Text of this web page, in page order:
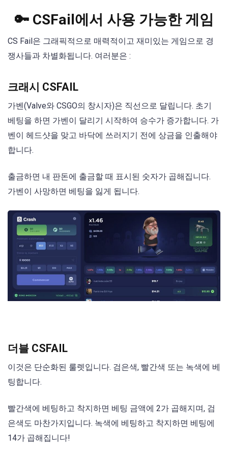
🔑 CSFail에서 사용 가능한 게임
CS Fail은 그래픽적으로 매력적이고 재미있는 게임으로 경
쟁사들과 차별화됩니다. 여러분은 :
크래시 CSFAIL
가벤(Valve와 CSGO의 창시자)은 직선으로 달립니다. 초기
베팅을 하면 가벤이 달리기 시작하여 승수가 증가합니다. 가
벤이 헤드샷을 맞고 바닥에 쓰러지기 전에 상금을 인출해야
합니다.
출금하면 내 판돈에 출금할 때 표시된 숫자가 곱해집니다.
가벤이 사망하면 베팅을 잃게 됩니다.
더블 CSFAIL
이것은 단순화된 룰렛입니다. 검은색, 빨간색 또는 녹색에 베
팅합니다.
빨간색에 베팅하고 착지하면 베팅 금액에 2가 곱해지며, 검
은색도 마찬가지입니다. 녹색에 베팅하고 착지하면 베팅에
14가 곱해집니다!